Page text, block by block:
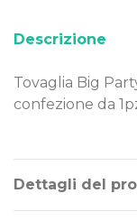
Descrizione
Tovaglia Big
confezione da
Dimensione:
Tema/Colore: 18
Confezione da:
Dettagli del